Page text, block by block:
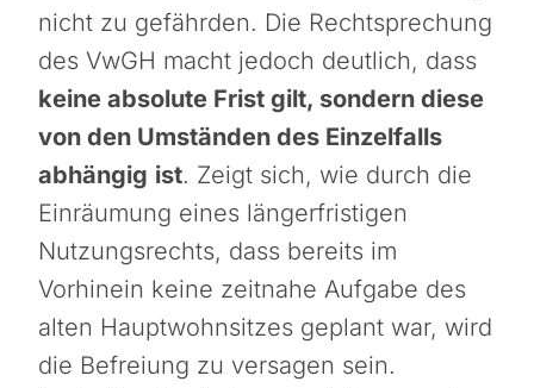
nicht zu gefährden. Die Rechtsprechung
des VwGH macht jedoch deutlich, dass
keine absolute Frist gilt, sondern diese
von den Umständen des Einzelfalls
abhängig ist. Zeigt sich, wie durch die
Einräumung eines längerfristigen
Nutzungsrechts, dass bereits im
Vorhinein keine zeitnahe Aufgabe des
alten Hauptwohnsitzes geplant war, wird
die Befreiung zu versagen sein.